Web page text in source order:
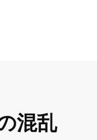
混乱